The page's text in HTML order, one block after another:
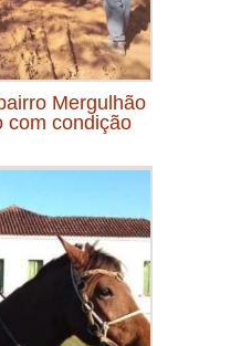
Mergulhão
com condição